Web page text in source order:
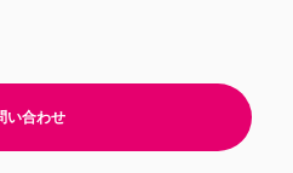
い合わせ